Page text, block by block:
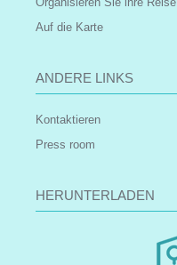
Auf die Karte
ANDERE LINKS
Kontaktieren
Press room
HERUNTERLADEN